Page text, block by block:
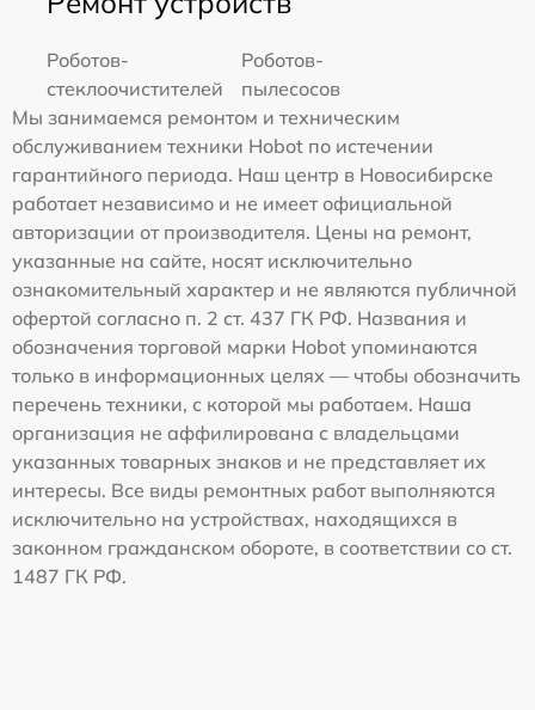
Роботов-
стеклоочистителей
Роботов-
пылесосов
Мы занимаемся ремонтом и техническим
обслуживанием техники Hobot по истечении
гарантийного периода. Наш центр в Новосибирске
работает независимо и не имеет официальной
авторизации от производителя. Цены на ремонт,
указанные на сайте, носят исключительно
ознакомительный характер и не являются публичной
офертой согласно п. 2 ст. 437 ГК РФ. Названия и
обозначения торговой марки Hobot упоминаются
только в информационных целях — чтобы обозначить
перечень техники, с которой мы работаем. Наша
организация не аффилирована с владельцами
указанных товарных знаков и не представляет их
интересы. Все виды ремонтных работ выполняются
исключительно на устройствах, находящихся в
законном гражданском обороте, в соответствии со ст.
1487 ГК РФ.